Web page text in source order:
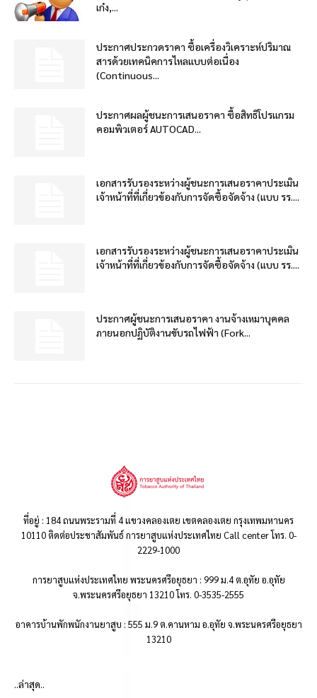
เก๋ง,...
ประกาศประกวดราคา ซื้อเครื่องวิเคราะห์ปริมาณ
สารด้วยเทคนิคการไหลแบบต่อเนื่อง
(Continuous...
ประกาศผลผู้ชนะการเสนอราคา ซื้อสิทธิโปรแกรม
คอมพิวเตอร์ AUTOCAD...
เอกสารรับรองระหว่างผู้ชนะการเสนอราคาประเมิน
เจ้าหน้าที่ที่เกี่ยวข้องกับการจัดซื้อจัดจ้าง (แบบ รร....
เอกสารรับรองระหว่างผู้ชนะการเสนอราคาประเมิน
เจ้าหน้าที่ที่เกี่ยวข้องกับการจัดซื้อจัดจ้าง (แบบ รร....
ประกาศผู้ชนะการเสนอราคา งานจ้างเหมาบุคคล
ภายนอกปฏิบัติงานขับรถไฟฟ้า (Fork...
ที่อยู่ : 184 ถนนพระรามที่ 4 แขวงคลองเตย เขตคลองเตย กรุงเทพมหานคร
10110 ติดต่อประชาสัมพันธ์ การยาสูบแห่งประเทศไทย Call center โทร. 0-
2229-1000
การยาสูบแห่งประเทศไทย พระนครศรีอยุธยา : 999 ม.4 ต.อุทัย อ.อุทัย
จ.พระนครศรีอยุธยา 13210 โทร. 0-3535-2555
อาคารบ้านพักพนักงานยาสูบ : 555 ม.9 ต.คานหาม อ.อุทัย จ.พระนครศรีอยุธยา
13210
..ล่าสุด..